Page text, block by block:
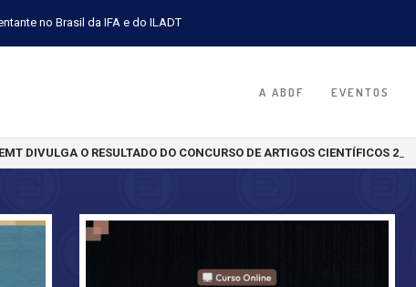
no Brasil da IFA e do ILADT
A ABDF EVENTOS
DIVULGA O RESULTADO DO CONCURSO DE ARTIGOS CIENTÍFICOS 2026